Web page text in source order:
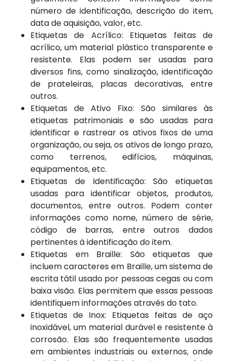
número de identificação, descrição do item,
data de aquisição, valor, etc.
Etiquetas de Acrílico: Etiquetas feitas de
acrílico, um material plástico transparente e
resistente. Elas podem ser usadas para
diversos fins, como sinalização, identificação
de prateleiras, placas decorativas, entre
outros.
Etiquetas de Ativo Fixo: São similares às
etiquetas patrimoniais e são usadas para
identificar e rastrear os ativos fixos de uma
organização, ou seja, os ativos de longo prazo,
como terrenos, edifícios, máquinas,
equipamentos, etc.
Etiquetas de Identificação: São etiquetas
usadas para identificar objetos, produtos,
documentos, entre outros. Podem conter
informações como nome, número de série,
código de barras, entre outros dados
pertinentes à identificação do item.
Etiquetas em Braille: São etiquetas que
incluem caracteres em Braille, um sistema de
escrita tátil usado por pessoas cegas ou com
baixa visão. Elas permitem que essas pessoas
identifiquem informações através do tato.
Etiquetas de Inox: Etiquetas feitas de aço
inoxidável, um material durável e resistente à
corrosão. Elas são frequentemente usadas
em ambientes industriais ou externos, onde